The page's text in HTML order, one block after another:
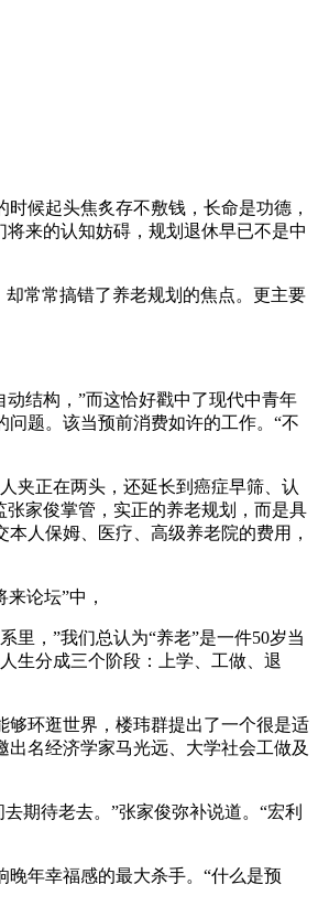
候起头焦炙存不敷钱，长命是功德，
来的认知妨碍，规划退休早已不是中
常常搞错了养老规划的焦点。更主要
结构，”而这恰好戳中了现代中青年
题。该当预前消费如许的工作。“不
夹正在两头，还延长到癌症早筛、认
家俊掌管，实正的养老规划，而是具
人保姆、医疗、高级养老院的费用，
论坛”中，
，”我们总认为“养老”是一件50岁当
生分成三个阶段：上学、工做、退
环逛世界，楼玮群提出了一个很是适
名经济学家马光远、大学社会工做及
期待老去。”张家俊弥补说道。“宏利
年幸福感的最大杀手。“什么是预